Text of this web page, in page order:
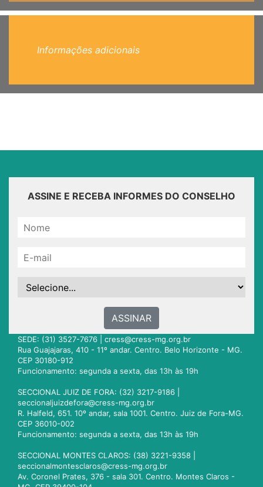
Informações adicionais
ASSINE E RECEBA INFORMES DO CONSELHO
ASSINAR
SEDE: (31) 3527-7676 | cress@cress-mg.org.br
Rua Guajajaras, 410 - 11º andar. Centro. Belo Horizonte - MG.
CEP 30180-912
Funcionamento: segunda a sexta, das 13h às 19h
SECCIONAL JUIZ DE FORA: (32) 3217-9186 |
seccionaljuizdefora@cress-mg.org.br
R. Halfeld, 651. 10º andar, sala 1001. Centro. Juiz de Fora-MG.
CEP 36010-002
Funcionamento: segunda a sexta, das 13h às 19h
SECCIONAL MONTES CLAROS: (38) 3221-9358 |
seccionalmontesclaros@cress-mg.org.br
Av. Coronel Prates, 376 - sala 301. Centro. Montes Claros -